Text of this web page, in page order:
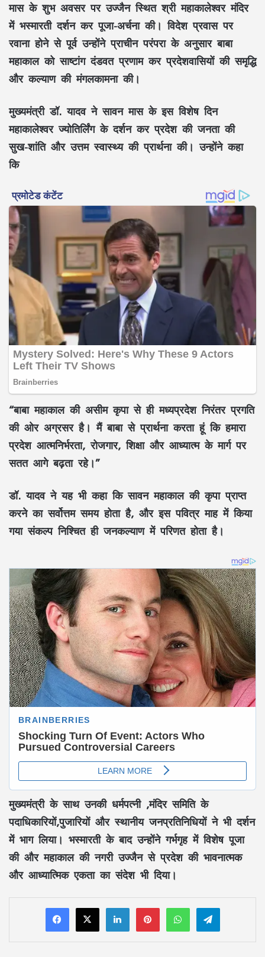
मास के शुभ अवसर पर उज्जैन स्थित श्री महाकालेश्वर मंदिर
में भस्मारती दर्शन कर पूजा-अर्चना की। विदेश प्रवास पर
रवाना होने से पूर्व उन्होंने प्राचीन परंपरा के अनुसार बाबा
महाकाल को साष्टांग दंडवत प्रणाम कर प्रदेशवासियों की समृद्धि
और कल्याण की मंगलकामना की।
मुख्यमंत्री डॉ. यादव ने सावन मास के इस विशेष दिन
महाकालेश्वर ज्योतिर्लिंग के दर्शन कर प्रदेश की जनता की
सुख-शांति और उत्तम स्वास्थ्य की प्रार्थना की। उन्होंने कहा
कि
“बाबा महाकाल की असीम कृपा से ही मध्यप्रदेश निरंतर प्रगति
की ओर अग्रसर है। मैं बाबा से प्रार्थना करता हूं कि हमारा
प्रदेश आत्मनिर्भरता, रोजगार, शिक्षा और आध्यात्म के मार्ग पर
सतत आगे बढ़ता रहे।”
डॉ. यादव ने यह भी कहा कि सावन महाकाल की कृपा प्राप्त
करने का सर्वोत्तम समय होता है, और इस पवित्र माह में किया
गया संकल्प निश्चित ही जनकल्याण में परिणत होता है।
मुख्यमंत्री के साथ उनकी धर्मपत्नी ,मंदिर समिति के
पदाधिकारियों,पुजारियों और स्थानीय जनप्रतिनिधियों ने भी दर्शन
में भाग लिया। भस्मारती के बाद उन्होंने गर्भगृह में विशेष पूजा
की और महाकाल की नगरी उज्जैन से प्रदेश की भावनात्मक
और आध्यात्मिक एकता का संदेश भी दिया।
LinkedInPinterestWhatsAppTelegram